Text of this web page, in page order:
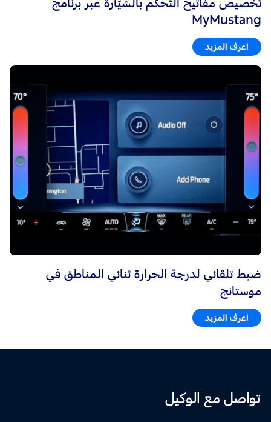
MyMustang
اعرف المزيد
ضبط تلقائي لدرجة الحرارة ثنائي المناطق في
موستانج
اعرف المزيد
تواصل مع الوكيل